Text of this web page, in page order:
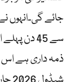
جائے گی۔انہوں
سے 45 دن